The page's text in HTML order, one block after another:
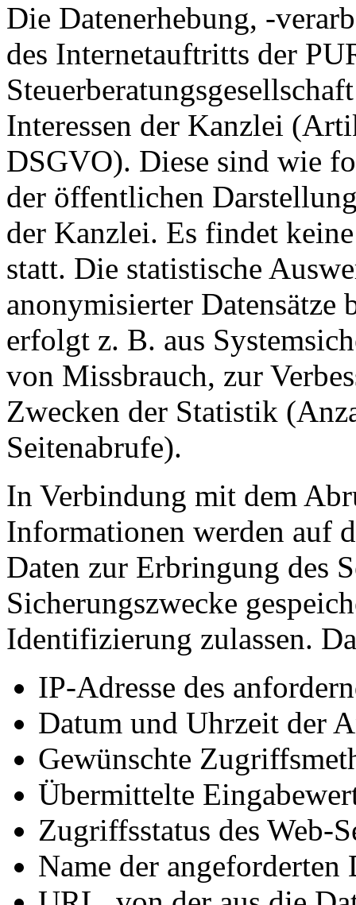
Die Datenerhebung, -
des Internetauftritts der
Interessen der Kanzlei
DSGVO). Diese sind wie
der öffentlichen
der Kanzlei. Es findet
statt. Die statistische
anonymisierter Datensätze
erfolgt z. B. aus
von Missbrauch, zur
Zwecken der Statistik
Seitenabrufe).
In Verbindung mit dem
Informationen werden auf
Daten zur Erbringung des
Sicherungszwecke
Identifizierung zulassen.
IP-Adresse des
Datum und Uhrzeit der
Gewünschte
Übermittelte
Zugriffsstatus des Web-
Name der angeforderten